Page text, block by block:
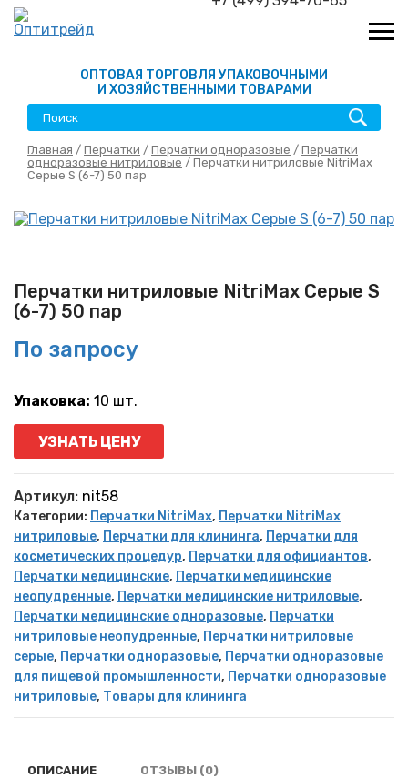
ОПТОВАЯ ТОРГОВЛЯ УПАКОВОЧНЫМИ
И ХОЗЯЙСТВЕННЫМИ ТОВАРАМИ
Главная / Перчатки / Перчатки одноразовые / Перчатки
одноразовые нитриловые / Перчатки нитриловые NitriMax
Серые S (6-7) 50 пар
Перчатки нитриловые NitriMax Серые S
(6-7) 50 пар
По запросу
Упаковка: 10 шт.
УЗНАТЬ ЦЕНУ
Артикул: nit58
Категории: Перчатки NitriMax, Перчатки NitriMax
нитриловые, Перчатки для клининга, Перчатки для
косметических процедур, Перчатки для официантов,
Перчатки медицинские, Перчатки медицинские
неопудренные, Перчатки медицинские нитриловые,
Перчатки медицинские одноразовые, Перчатки
нитриловые неопудренные, Перчатки нитриловые
серые, Перчатки одноразовые, Перчатки одноразовые
для пищевой промышленности, Перчатки одноразовые
нитриловые, Товары для клининга
ОПИСАНИЕ ОТЗЫВЫ (0)